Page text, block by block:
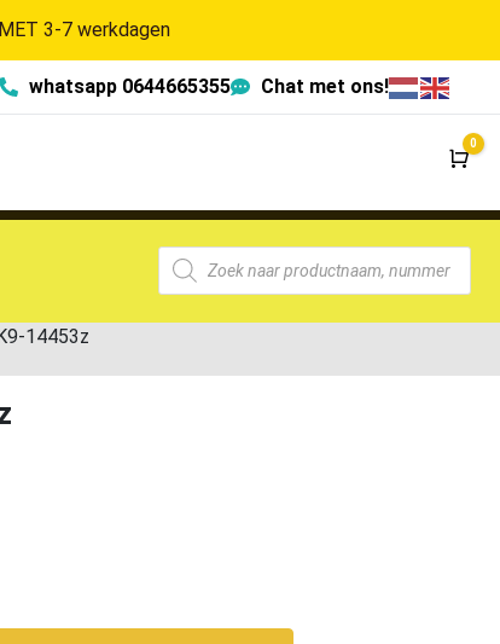
MET 3-7 werkdagen
whatsapp 0644665355 Chat met ons!
0
14453z